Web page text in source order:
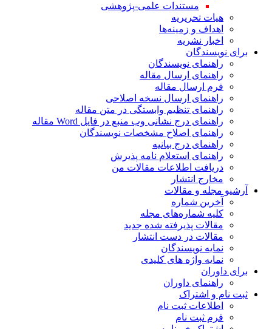
مستندات علمی-پژوهشی
هیات تحریریه
اهداف و زمینه‌ها
اخبار نشریه
برای نویسندگان
راهنمای نویسندگان
راهنمای ارسال مقاله
فرم ارسال مقاله
راهنمای ارسال نسخه اصلاحی
راهنمای تنظیم وابستگی در متن مقاله
راهنمای درج نشانی وب منبع در فایل Word مقاله
راهنمای اصلاح مشخصات نویسندگان
راهنمای درج بیانیه
راهنمای استعلام نامه پذیرش
دریافت اطلاعات مقالات من
مخارج انتشار
آرشیو مجله و مقالات
آخرین شماره
کلیه شماره‌های مجله
مقالات پذیرفته شده جدید
مقالات در دست انتشار
نمایه نویسندگان
نمایه واژه های کلیدی
برای داوران
راهنمای داوران
ثبت نام و اشتراک
اطلاعات ثبت نام
فرم ثبت نام